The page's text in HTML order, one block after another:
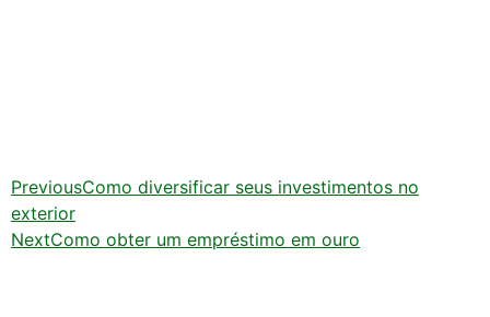
PreviousComo diversificar seus investimentos no
exterior
NextComo obter um empréstimo em ouro